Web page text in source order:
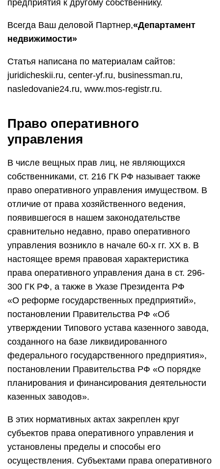
предприятия к другому собственнику.
Всегда Ваш деловой Партнер,«Департамент
недвижимости»
Статья написана по материалам сайтов:
juridicheskii.ru, center-yf.ru, businessman.ru,
nasledovanie24.ru, www.mos-registr.ru.
Право оперативного
управления
В числе вещных прав лиц, не являющихся
собственниками, ст. 216 ГК РФ называет также
право оперативного управления имуществом. В
отличие от права хозяйственного ведения,
появившегося в нашем законодательстве
сравнительно недавно, право оперативного
управления возникло в начале 60-х гг. XX в. В
настоящее время правовая характеристика
права оперативного управления дана в ст. 296-
300 ГК РФ, а также в Указе Президента РФ
«О реформе государственных предприятий»,
постановлении Правительства РФ «Об
утверждении Типового устава казенного завода,
созданного на базе ликвидированного
федерального государственного предприятия»,
постановлении Правительства РФ «О порядке
планирования и финансирования деятельности
казенных заводов».
В этих нормативных актах закреплен круг
субъектов права оперативного управления и
установлены пределы и способы его
осуществления. Субъектами права оперативного